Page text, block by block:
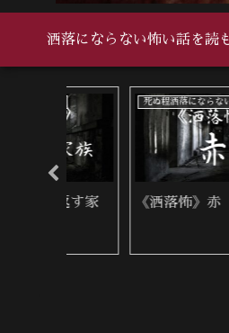
洒落にならない怖い話を読
死ぬ程洒落にならない怖い話
《洒落怖》郵便入れ